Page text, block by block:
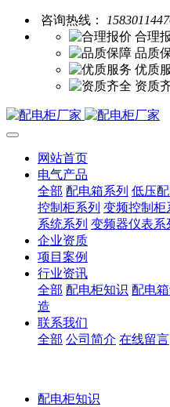
咨询热线：
合理
品质
优质
资质
网站首页
电气产品
全部 配电箱系列 低压
控制柜系列 变频控制柜
系统系列 变频器仪表系
企业资质
项目案例
行业资讯
全部 配电柜知识 配电
造
联系我们
全部 公司简介 在线留言
配电柜知识